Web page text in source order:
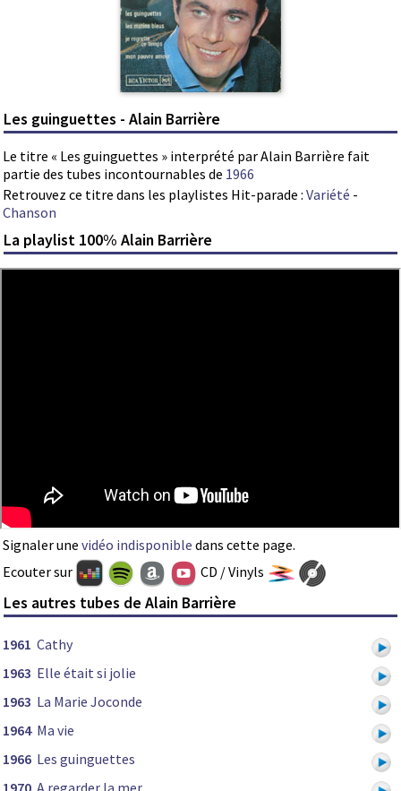
Les guinguettes - Alain Barrière
Le titre « Les guinguettes » interprété par Alain Barrière fait
partie des tubes incontournables de 1966
Retrouvez ce titre dans les playlistes Hit-parade : Variété -
Chanson
La playlist 100% Alain Barrière
Signaler une vidéo indisponible dans cette page.
Ecouter sur
CD / Vinyls
Les autres tubes de Alain Barrière
1961 Cathy
1963 Elle était si jolie
1963 La Marie Joconde
1964 Ma vie
1966 Les guinguettes